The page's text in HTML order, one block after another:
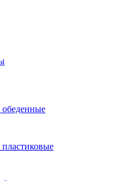
обеденные
пластиковые